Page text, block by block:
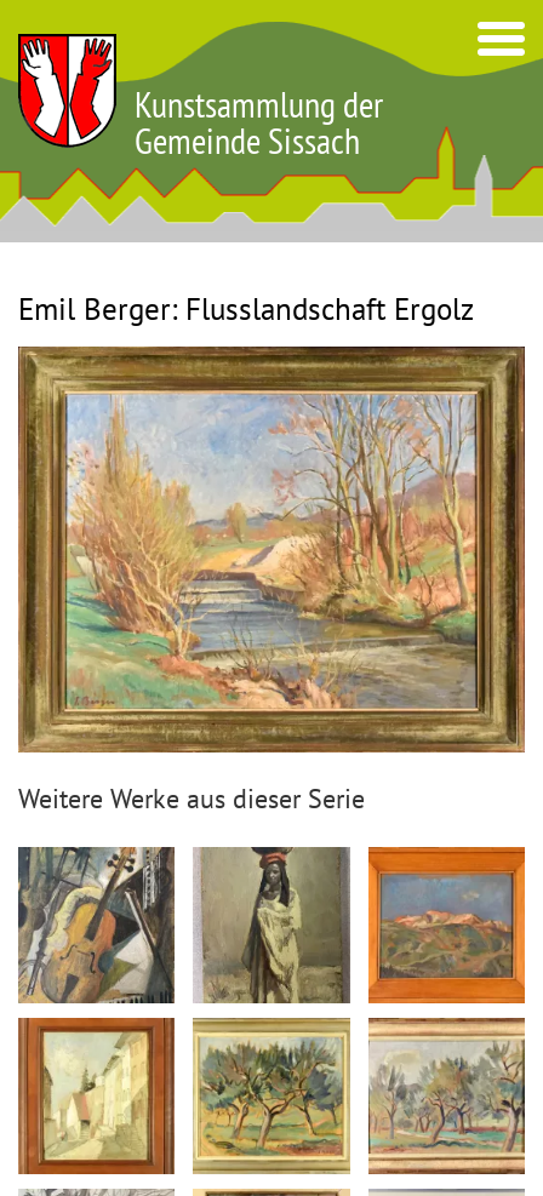
Kunstsammlung der
Gemeinde Sissach
Emil Berger: Flusslandschaft Ergolz
Weitere Werke aus dieser Serie